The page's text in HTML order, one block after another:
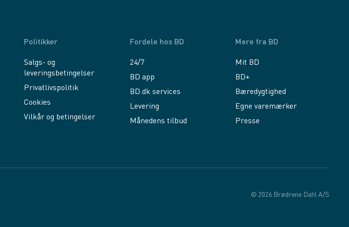
Politikker
Salgs- og
leveringsbetingelser
Privatlivspolitik
Cookies
Vilkår og betingelser
Fordele hos BD
24/7
BD app
BD.dk services
Levering
Månedens tilbud
Mere fra BD
Mit BD
BD+
Bæredygtighed
Egne varemærker
Presse
© 2026 Brødrene Dahl A/S